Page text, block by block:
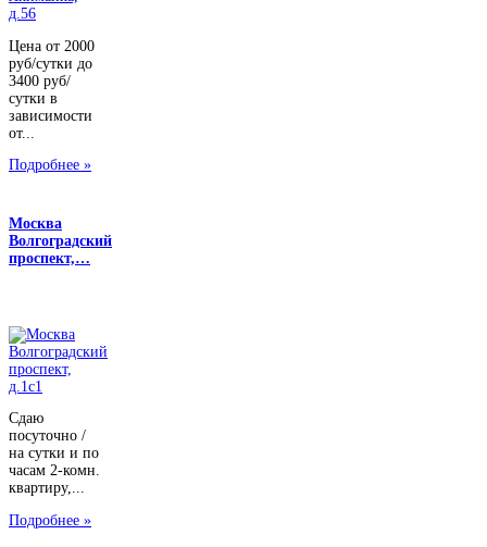
Цена от 2000
руб/сутки до
3400 руб/
сутки в
зависимости
от...
Подробнее »
Москва
Волгоградский
проспект,…
Сдаю
посуточно /
на сутки и по
часам 2-комн.
квартиру,...
Подробнее »